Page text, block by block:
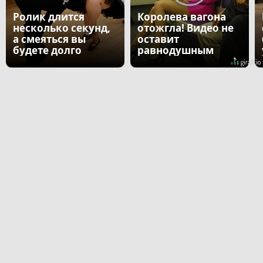
Ролик длится
несколько секунд,
а смеяться вы
будете долго
Королева вагона
отожгла! Видео не
оставит
равнодушным